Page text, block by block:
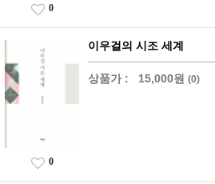
0
이우걸의 시조 세계
상품가 : 15,000원 (0)
0